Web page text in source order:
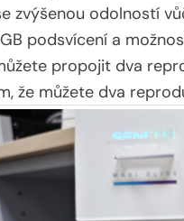
zvýšenou odolností
podsvícení a
propojit dva
že můžete dva